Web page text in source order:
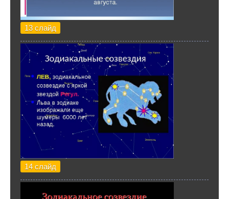
13 слайд
14 слайд